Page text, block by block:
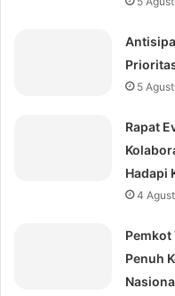
5
Rapat
Hadapi
4
Pemkot
Penuh